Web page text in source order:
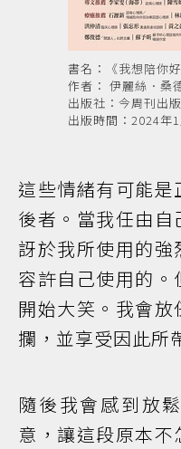
書名：《我想陪你好
作者： 伊麗絲．桑
出版社：今周刊出
出版時間：2024年
這些情緒有可能
後者。當我任由
訝於我所使用的
容許自己使用的
開始大笑。我會
攔，並享受因此所
隨後我會感到放
意，讓這段原本